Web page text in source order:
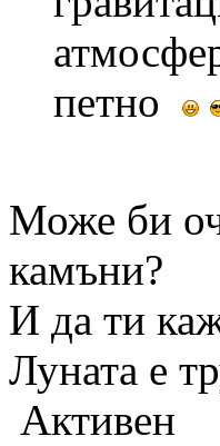
петно
Може би
камъни?
И да ти
Луната е
Активен